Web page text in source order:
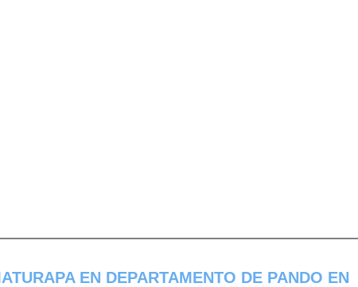
EN DEPARTAMENTO DE PANDO EN